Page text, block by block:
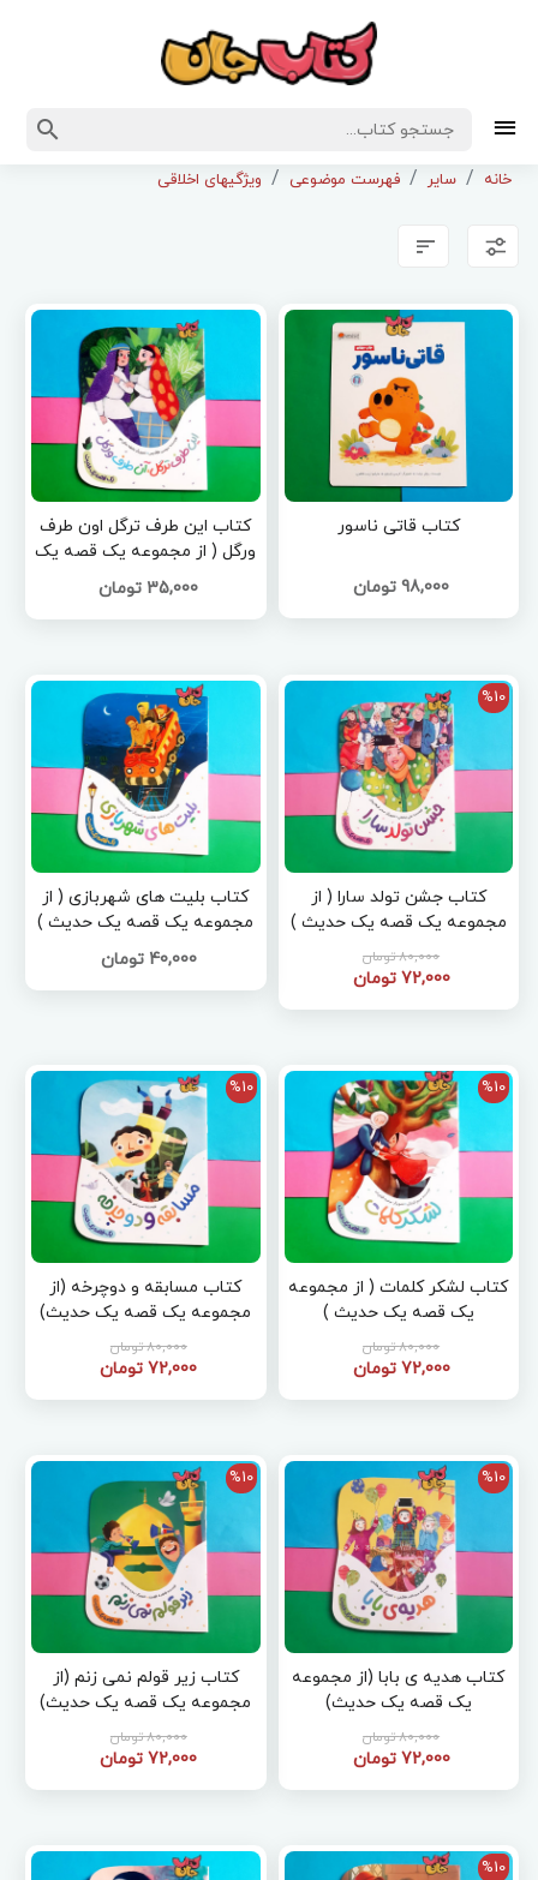
خانه سایر فهرست موضوعی ویژگیهای اخلاقی
کتاب قاتی ناسور
98,000 تومان
کتاب این طرف ترگل اون طرف
ورگل ( از مجموعه یک قصه یک
حدیث )
35,000 تومان
%10
کتاب جشن تولد سارا ( از
مجموعه یک قصه یک حدیث )
80,000 تومان
72,000 تومان
کتاب بلیت های شهربازی ( از
مجموعه یک قصه یک حدیث )
40,000 تومان
%10
کتاب لشکر کلمات ( از مجموعه
یک قصه یک حدیث )
80,000 تومان
72,000 تومان
%10
کتاب مسابقه و دوچرخه (از
مجموعه یک قصه یک حدیث)
80,000 تومان
72,000 تومان
%10
کتاب هدیه ی بابا (از مجموعه
یک قصه یک حدیث)
80,000 تومان
72,000 تومان
%10
کتاب زیر قولم نمی زنم (از
مجموعه یک قصه یک حدیث)
80,000 تومان
72,000 تومان
%10